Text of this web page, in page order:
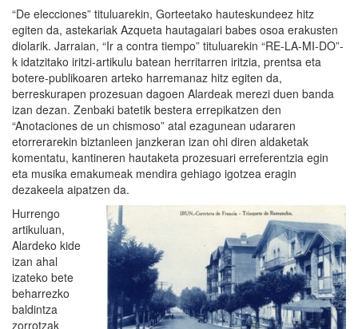
“De elecciones” tituluarekin, Gorteetako hauteskundeez hitz
egiten da, astekariak Azqueta hautagaiari babes osoa erakusten
diolarik. Jarraian, “Ir a contra tiempo” tituluarekin “RE-LA-MI-DO”-
k idatzitako iritzi-artikulu batean herritarren iritzia, prentsa eta
botere-publikoaren arteko harremanaz hitz egiten da,
berreskurapen prozesuan dagoen Alardeak merezi duen banda
izan dezan. Zenbaki batetik bestera errepikatzen den
“Anotaciones de un chismoso” atal ezagunean udararen
etorrerarekin biztanleen janzkeran izan ohi diren aldaketak
komentatu, kantineren hautaketa prozesuari erreferentzia egin
eta musika emakumeak mendira gehiago igotzea eragin
dezakeela aipatzen da.
Hurrengo
artikuluan,
Alardeko kide
izan ahal
izateko bete
beharrezko
baldintza
zorrotzak